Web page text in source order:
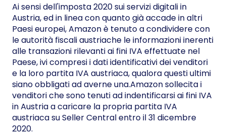
Ai sensi dell'imposta 2020 sui servizi digitali in
Austria, ed in linea con quanto già accade in altri
Paesi europei, Amazon è tenuto a condividere con
le autorità fiscali austriache le informazioni inerenti
alle transazioni rilevanti ai fini IVA effettuate nel
Paese, ivi compresi i dati identificativi dei venditori
e la loro partita IVA austriaca, qualora questi ultimi
siano obbligati ad averne una.Amazon sollecita i
venditori che sono tenuti ad indentificarsi ai fini IVA
in Austria a caricare la propria partita IVA
austriaca su Seller Central entro il 31 dicembre
2020.